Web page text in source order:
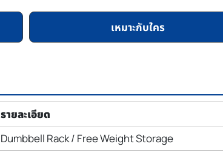
เหมาะกับใคร
รายละเอียด
Dumbbell Rack / Free Weight Storage